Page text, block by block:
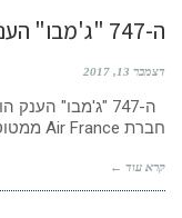
ה-747 "ג'מבו" הענק הולך ונעלם מהשמיים…
דצמבר 13, 2017
ה-747 "ג'מבו"
חברת Air France ממטוסי ה-747, ששירתו אותה במשך יותר
קרא עוד ←